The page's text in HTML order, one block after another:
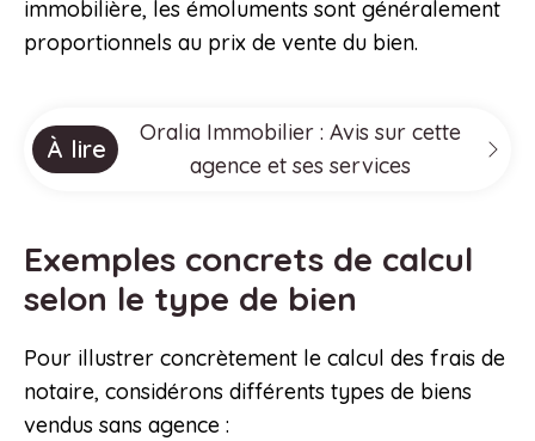
immobilière, les émoluments sont généralement
proportionnels au prix de vente du bien.
À lire
Oralia Immobilier : Avis sur cette
agence et ses services
Exemples concrets de calcul
selon le type de bien
Pour illustrer concrètement le calcul des frais de
notaire, considérons différents types de biens
vendus sans agence :